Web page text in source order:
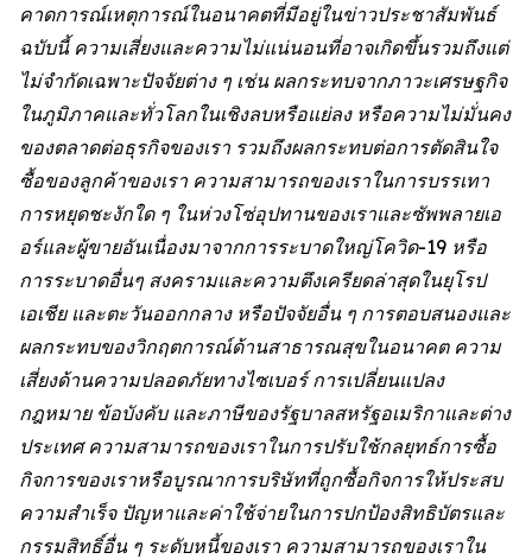
คาดการณ์เหตุการณ์ในอนาคตที่มีอยู่ในข่าวประชาสัมพันธ์
ฉบับนี้ ความเสี่ยงและความไม่แน่นอนที่อาจเกิดขึ้นรวมถึงแต่
ไม่จำกัดเฉพาะปัจจัยต่าง ๆ เช่น ผลกระทบจากภาวะเศรษฐกิจ
ในภูมิภาคและทั่วโลกในเชิงลบหรือแย่ลง หรือความไม่มั่นคง
ของตลาดต่อธุรกิจของเรา รวมถึงผลกระทบต่อการตัดสินใจ
ซื้อของลูกค้าของเรา ความสามารถของเราในการบรรเทา
การหยุดชะงักใด ๆ ในห่วงโซ่อุปทานของเราและซัพพลายเอ
อร์และผู้ขายอันเนื่องมาจากการระบาดใหญ่โควิด-19 หรือ
การระบาดอื่นๆ สงครามและความตึงเครียดล่าสุดในยุโรป
เอเชีย และตะวันออกกลาง หรือปัจจัยอื่น ๆ การตอบสนองและ
ผลกระทบของวิกฤตการณ์ด้านสาธารณสุขในอนาคต ความ
เสี่ยงด้านความปลอดภัยทางไซเบอร์ การเปลี่ยนแปลง
กฎหมาย ข้อบังคับ และภาษีของรัฐบาลสหรัฐอเมริกาและต่าง
ประเทศ ความสามารถของเราในการปรับใช้กลยุทธ์การซื้อ
กิจการของเราหรือบูรณาการบริษัทที่ถูกซื้อกิจการให้ประสบ
ความสำเร็จ ปัญหาและค่าใช้จ่ายในการปกป้องสิทธิบัตรและ
กรรมสิทธิ์อื่น ๆ ระดับหนี้ของเรา ความสามารถของเราใน